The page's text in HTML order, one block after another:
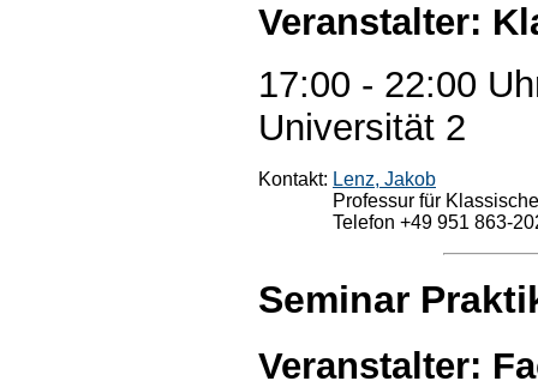
Veranstalter:
17:00 - 22:00
Universität 2
Kontakt: Lenz, Jakob
Professur für
Telefon +49 951 863-
Seminar
Veranstalter: